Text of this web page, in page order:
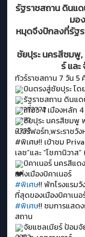
รัฐราชสถานดินแด
มอ
หมุดจึงปักลงที่รัฐร
ชัยปุระ นครสีชมพู,
ร์และ
ทัวร์ราชสถาน 7 วัน 5
บินตรงสู่ชัยปุระ โด
รัฐราชสถาน ดินแด
เที่ยว 4 เมืองหลัก
ชัยปุระ นครสีชมพู
เบอร์ฟอร์ท,พระราชวั
#พิเศษ!! เข้าชม
เลซ”และ “โชภานิวาส
บิคาเนอร์ นครสีแด
แห่งเมืองบิคาเนอร์
#พิเศษ!! พักโรงแรม
ที่สุดของเมืองบิคาเนอ
#พิเศษ!! ชมการแสด
สถาน
จัยแซลเมียร์ ป้อมจั